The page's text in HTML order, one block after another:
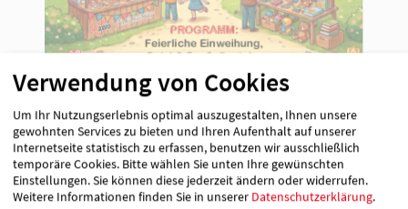
Bei unserem diesjährigen Frühlingsfest am 07.05.2026
findet zugleich die Spielplatzeröffnung zwischen 15.00
und 18.00 Uhr auf dem Gelände der AWO-Kita
Märchenland statt. Es gibt vieles Spannendes zu sehen
und für das leibliche Wohl ist gesorgt. Wir freuen uns
Verwendung von Cookies
Um Ihr Nutzungserlebnis optimal auszugestalten, Ihnen unsere
gewohnten Services zu bieten und Ihren Aufenthalt auf unserer
Internetseite statistisch zu erfassen, benutzen wir ausschließlich
temporäre Cookies. Bitte wählen Sie unten Ihre gewünschten
Einstellungen. Sie können diese jederzeit ändern oder widerrufen.
Weitere Informationen finden Sie in unserer Datenschutzerklärung.